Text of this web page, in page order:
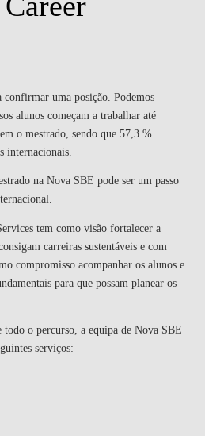
confirmar uma posição. Podemos
alunos começam a trabalhar até
o mestrado, sendo que 57,3 %
internacionais.
na Nova SBE pode ser um passo
tem como visão fortalecer a
carreiras sustentáveis e com
compromisso acompanhar os alunos e
para que possam planear os
todo o percurso, a equipa de Nova SBE
serviços: